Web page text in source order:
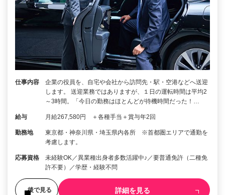
仕事内容
企業の役員を、自宅や会社から訪問先・駅・空港などへ送迎
します。 送迎業務ではありますが、１日の運転時間は平均2
～3時間。「今日の勤務はほとんどが待機時間だった！…
給与 月給267,580円 ＋各種手当＋賞与年2回
勤務地
東京都・神奈川県・埼玉県内各所 ※首都圏エリアで通勤を
考慮します。
応募資格
未経験OK／異業種出身者多数活躍中♪／要普通免許（二種免
許不要）／学歴・経験不問
後で見る 詳細を見る